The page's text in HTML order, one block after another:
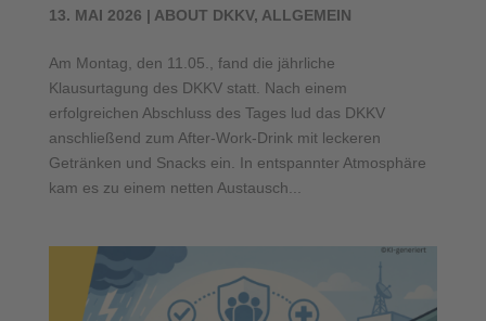
13. MAI 2026 | ABOUT DKKV, ALLGEMEIN
Am Montag, den 11.05., fand die jährliche
Klausurtagung des DKKV statt. Nach einem
erfolgreichen Abschluss des Tages lud das DKKV
anschließend zum After-Work-Drink mit leckeren
Getränken und Snacks ein. In entspannter Atmosphäre
kam es zu einem netten Austausch...